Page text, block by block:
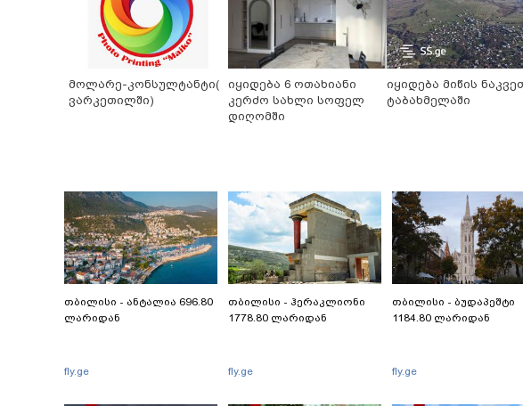
მოლარე-კონსულტანტი(
ვარკეთილში)
იყიდება 6 ოთახიანი
კერძო სახლი სოფელ
დიღომში
იყიდება მიწის
ტაბახმელაში
თბილისი - ანტალია 696.80
ლარიდან
fly.ge
თბილისი - ჰერაკლიონი
1778.80 ლარიდან
fly.ge
თბილისი - ბუდაპეშტი
1184.80 ლარიდან
fly.ge